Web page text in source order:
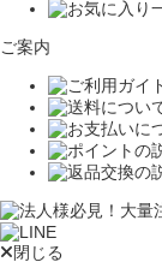
ご案内
閉じる